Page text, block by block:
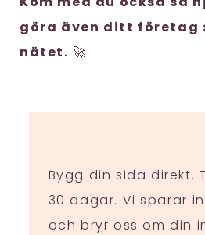
göra även ditt företag
nätet. 🚀
Bygg din sida direkt.
30 dagar. Vi sparar
och bryr oss om din